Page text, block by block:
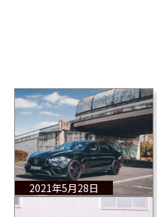
2021年5月28日